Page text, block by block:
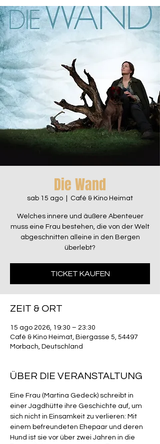
Die Wand
sab 15 ago Café & Kino Heimat
Welches innere und äußere Abenteuer
muss eine Frau bestehen, die von der Welt
abgeschnitten alleine in den Bergen
überlebt?
TICKET KAUFEN
ZEIT & ORT
15 ago 2026, 19:30 – 23:30
Café & Kino Heimat, Biergasse 5, 54497
Morbach, Deutschland
ÜBER DIE VERANSTALTUNG
Eine Frau (Martina Gedeck) schreibt in
einer Jagdhütte ihre Geschichte auf, um
sich nicht in Einsamkeit zu verlieren: Mit
einem befreundeten Ehepaar und deren
Hund ist sie vor über zwei Jahren in die